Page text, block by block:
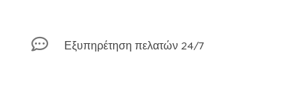
 Εξυπηρέτηση πελατών 24/7